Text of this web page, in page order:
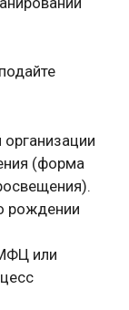
(форма
рождении
или